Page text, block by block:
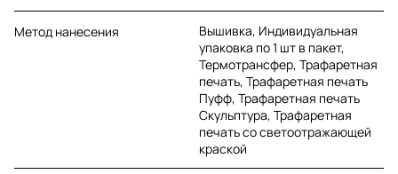
Метод нанесения
Вышивка, Индивидуальная
упаковка по 1 шт в пакет,
Термотрансфер, Трафаретная
печать, Трафаретная печать
Пуфф, Трафаретная печать
Скульптура, Трафаретная
печать со светоотражающей
краской